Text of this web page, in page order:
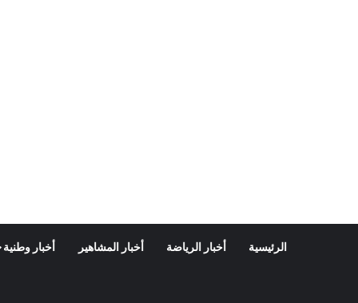
الرئيسية أخبار الرياضة أخبار المشاهير أخبار وطنية